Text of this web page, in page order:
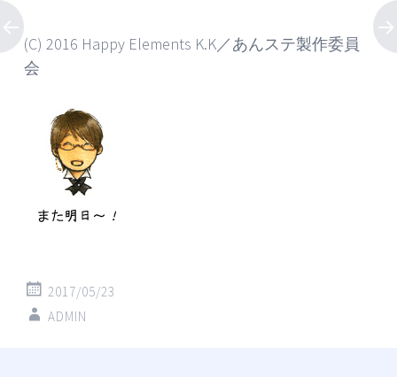
(C) 2016 Happy Elements K.K／あんステ製作委員
会
2017/05/23
ADMIN